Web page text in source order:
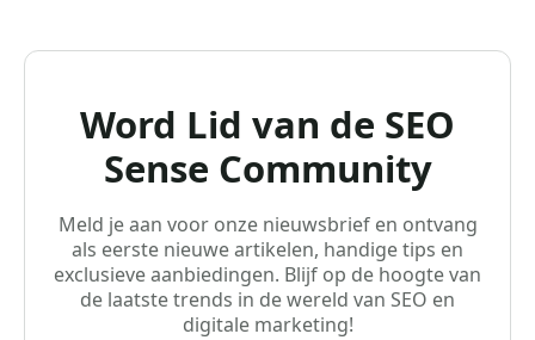
Word Lid van de SEO
Sense Community
Meld je aan voor onze nieuwsbrief en ontvang
als eerste nieuwe artikelen, handige tips en
exclusieve aanbiedingen. Blijf op de hoogte van
de laatste trends in de wereld van SEO en
digitale marketing!